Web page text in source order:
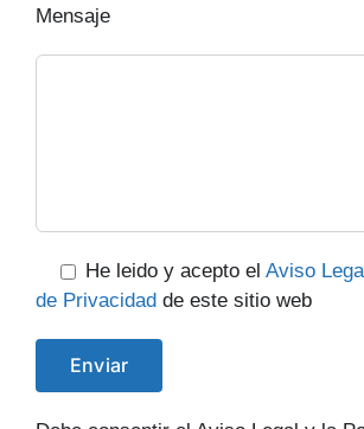
Mensaje
He leido y acepto el Aviso Legal
de Privacidad de este sitio web